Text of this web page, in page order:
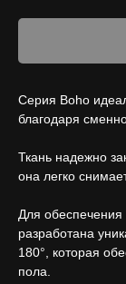
Серия Boho
благодаря
Ткань надежно
она легко
Для
разработана
180°, которая
пола.